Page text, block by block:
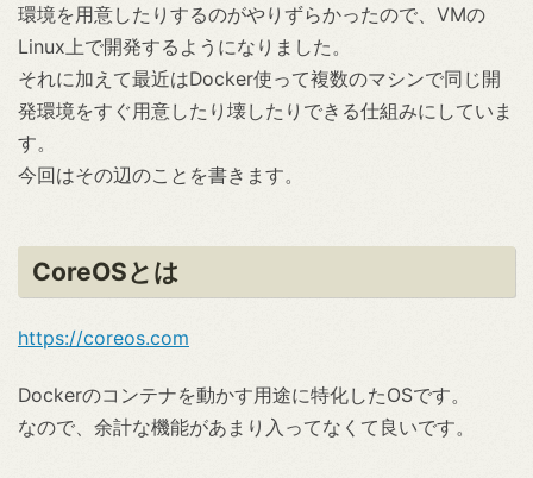
環境を用意したりするのがやりずらかったので、VMの
Linux上で開発するようになりました。
それに加えて最近はDocker使って複数のマシンで同じ開
発環境をすぐ用意したり壊したりできる仕組みにしていま
す。
今回はその辺のことを書きます。
CoreOSとは
https://coreos.com
Dockerのコンテナを動かす用途に特化したOSです。
なので、余計な機能があまり入ってなくて良いです。